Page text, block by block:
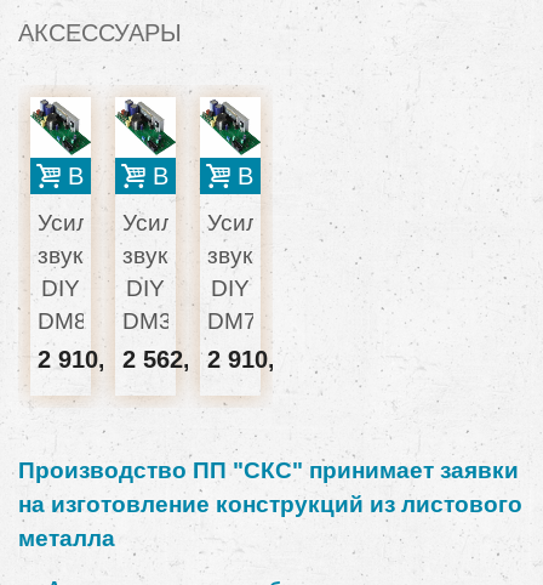
АКСЕССУАРЫ
В корзину
Усилитель
звука
DIY
DM8002
2 910,23 грн
В корзину
Усилитель
звука
DIY
DM3504
2 562,74 грн
В корзину
Усилитель
звука
DIY
DM7004
2 910,23 грн
Производство ПП "СКС" принимает заявки
на изготовление конструкций из листового
металла